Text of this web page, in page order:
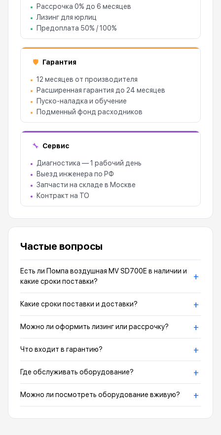
Рассрочка 0% до 6 месяцев
Лизинг для юрлиц
Предоплата 50% / 100%
🛡 Гарантия
12 месяцев от производителя
Расширенная гарантия до 24 месяцев
Пуско-наладка и обучение
Подменный фонд расходников
🔧 Сервис
Диагностика — 1 рабочий день
Выезд инженера по РФ
Запчасти на складе в Москве
Контракт на ТО
Частые вопросы
Есть ли Помпа воздушная MV SD700E в наличии и
какие сроки поставки?
+
Какие сроки поставки и доставки? +
Можно ли оформить лизинг или рассрочку? +
Что входит в гарантию? +
Где обслуживать оборудование? +
Можно ли посмотреть оборудование вживую? +